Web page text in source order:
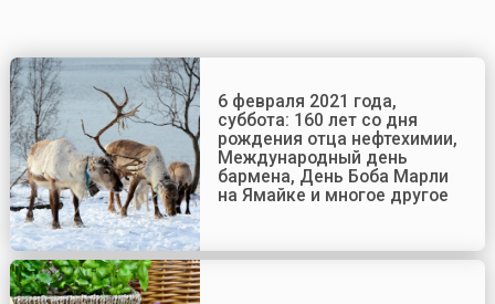
6 февраля 2021 года,
суббота: 160 лет со дня
рождения отца нефтехимии,
Международный день
бармена, День Боба Марли
на Ямайке и многое другое